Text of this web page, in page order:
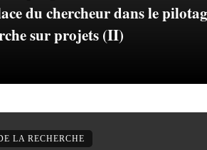
du chercheur dans le
sur projets (II)
LA RECHERCHE